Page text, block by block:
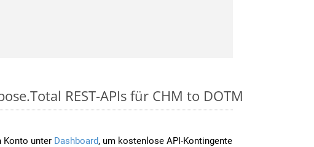
REST-APIs für CHM to DOTM
Konto unter Dashboard, um kostenlose API-Kontingente